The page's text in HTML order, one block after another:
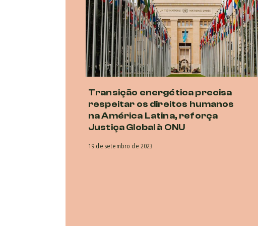
Transição energética precisa
respeitar os direitos humanos
na América Latina, reforça
Justiça Global à ONU
19 de setembro de 2023